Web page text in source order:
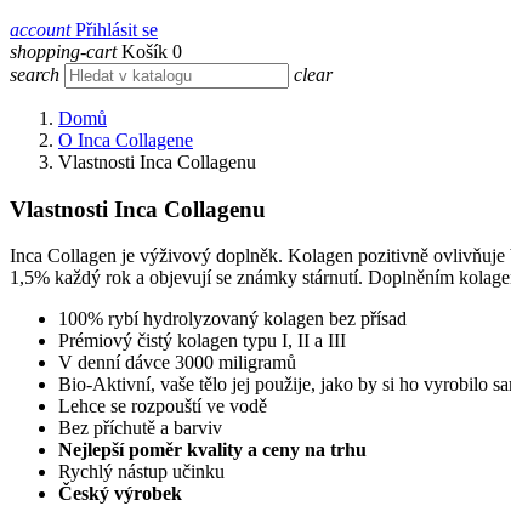
account Přihlásit se
shopping-cart Košík 0
search
clear
Domů
O Inca Collagene
Vlastnosti Inca Collagenu
Vlastnosti Inca Collagenu
Inca Collagen je výživový doplněk. Kolagen pozitivně ovlivňuje
1,5% každý rok a objevují se známky stárnutí. Doplněním
100% rybí hydrolyzovaný kolagen bez přísad
Prémiový čistý kolagen typu I, II a III
V denní dávce 3000 miligramů
Bio-Aktivní, vaše tělo jej použije, jako by si ho vyrobilo
Lehce se rozpouští ve vodě
Bez příchutě a barviv
Nejlepší poměr kvality a ceny na trhu
Rychlý nástup učinku
Český výrobek